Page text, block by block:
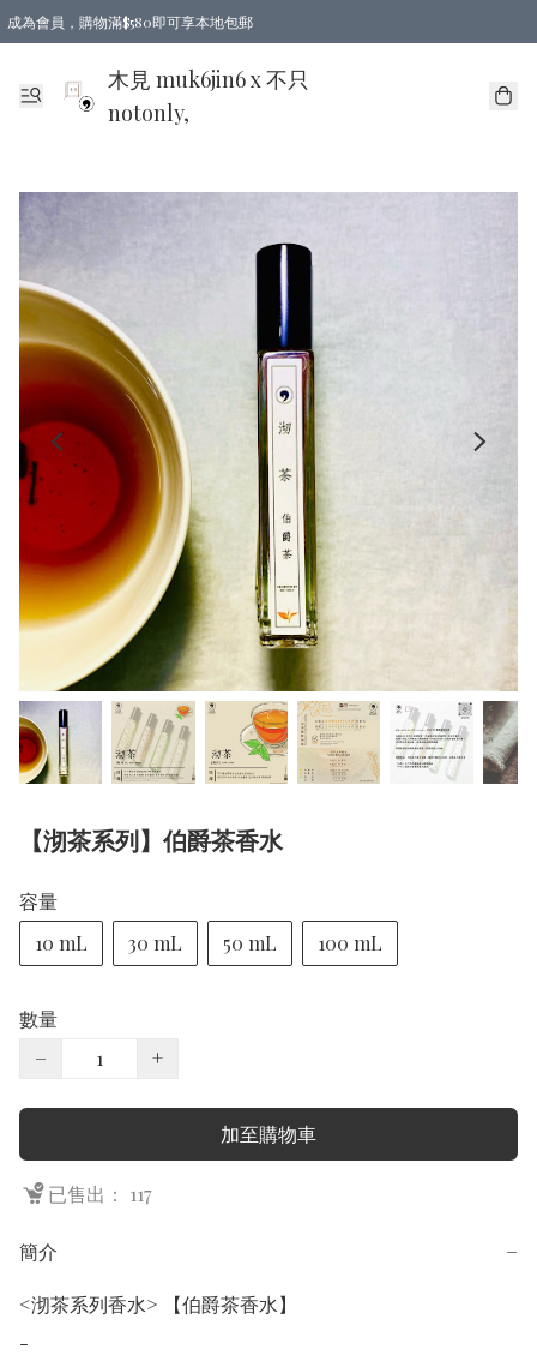
成為會員，購物滿$580即可享本地包郵
亞洲地區買滿$780包郵，歐美地區買滿$980包郵
木見 muk6jin6 x 不只
notonly,
【沏茶系列】伯爵茶香水
容量
10 mL
30 mL 50 mL 100 mL
數量
−
+
加至購物車
已售出： 117
簡介 −
<沏茶系列香水> 【伯爵茶香水】
-